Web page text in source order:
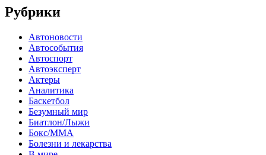
Рубрики
Автоновости
Автособытия
Автоспорт
Автоэксперт
Актеры
Аналитика
Баскетбол
Безумный мир
Биатлон/Лыжи
Бокс/MMA
Болезни и лекарства